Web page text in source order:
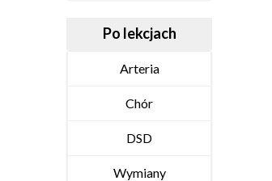
Po lekcjach
Arteria
Chór
DSD
Wymiany